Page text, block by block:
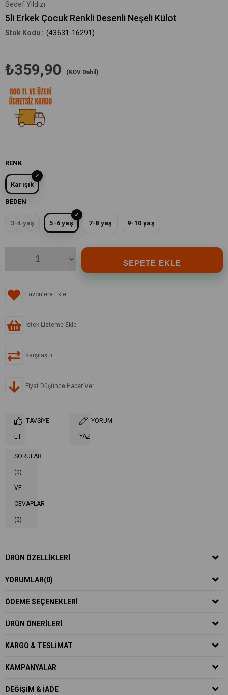
Sedef Yıldızı
5li Erkek Çocuk Renkli Desenli Neşeli Külot
(43631-16291)
₺359,90 (KDV Dahil)
RENK
Karışık
BEDEN
3-4 yaş 5-6 yaş 7-8 yaş 9-10 yaş
Favorilere Ekle
İstek Listeme Ekle
Karşılaştır
Fiyat Düşünce Haber Ver
TAVSIYE
ET
YORUM
YAZ
SORULAR
(0)
VE
CEVAPLAR
(0)
ÜRÜN ÖZELLIKLERI
YORUMLAR(0)
ÖDEME SEÇENEKLERI
ÜRÜN ÖNERILERI
KARGO & TESLIMAT
KAMPANYALAR
DEĞIŞIM & İADE